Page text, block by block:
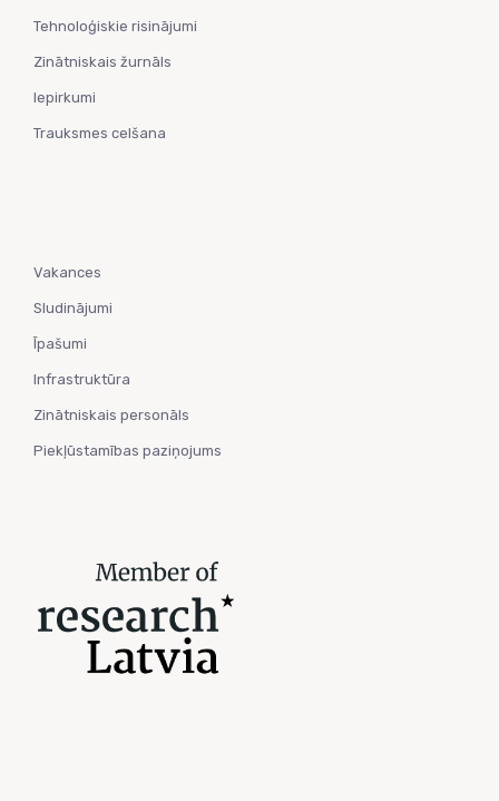
Tehnoloģiskie risinājumi
Zinātniskais žurnāls
Iepirkumi
Trauksmes celšana
Vakances
Sludinājumi
Īpašumi
Infrastruktūra
Zinātniskais personāls
Piekļūstamības paziņojums